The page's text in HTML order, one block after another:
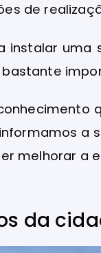
de
instalar
melhorar a
da